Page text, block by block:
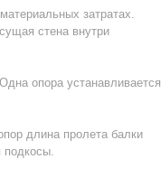
затратах.
стена внутри
опора устанавливается
длина пролета балки
подкосы.